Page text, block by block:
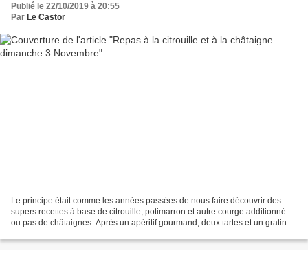
Publié le 22/10/2019 à 20:55
Par Le Castor
Le principe était comme les années passées de nous faire découvrir des
supers recettes à base de citrouille, potimarron et autre courge additionné
ou pas de châtaignes. Après un apéritif gourmand, deux tartes et un gratin